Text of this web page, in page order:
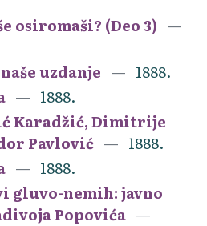
osiromaši? (Deo 3)
uzdanje
1888.
1888.
Karadžić, Dimitrije
Pavlović
1888.
1888.
gluvo-nemih: javno
Popovića